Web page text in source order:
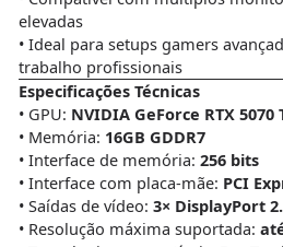
elevadas
• Ideal para setups gamers
trabalho profissionais
Especificações Técnicas
• GPU: NVIDIA GeForce RTX 5070
• Memória: 16GB GDDR7
• Interface de memória: 256 bits
• Interface com placa-mãe: PCI
• Saídas de vídeo: 3× DisplayPort
• Resolução máxima suportada: